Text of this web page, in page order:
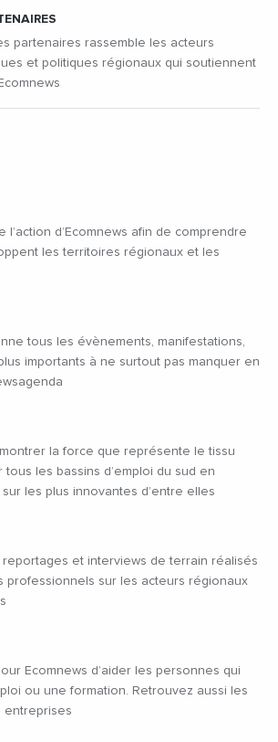
l’action d’Ecomnews afin de comprendre
les territoires régionaux et les
tous les évènements, manifestations,
importants à ne surtout pas manquer en
la force que représente le tissu
les bassins d’emploi du sud en
les plus innovantes d’entre elles
et interviews de terrain réalisés
professionnels sur les acteurs régionaux
Ecomnews d’aider les personnes qui
ou une formation. Retrouvez aussi les
entreprises
partenaires rassemble les acteurs
et politiques régionaux qui soutiennent